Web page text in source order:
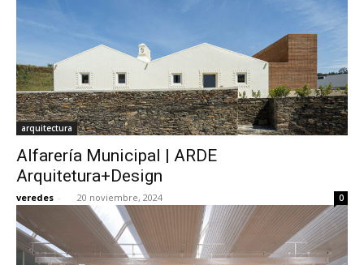
arquitectura
Alfarería Municipal | ARDE
Arquitetura+Design
veredes - 20 noviembre, 2024 0